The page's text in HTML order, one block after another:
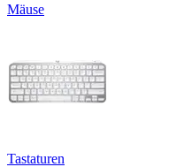
Mäuse
Tastaturen